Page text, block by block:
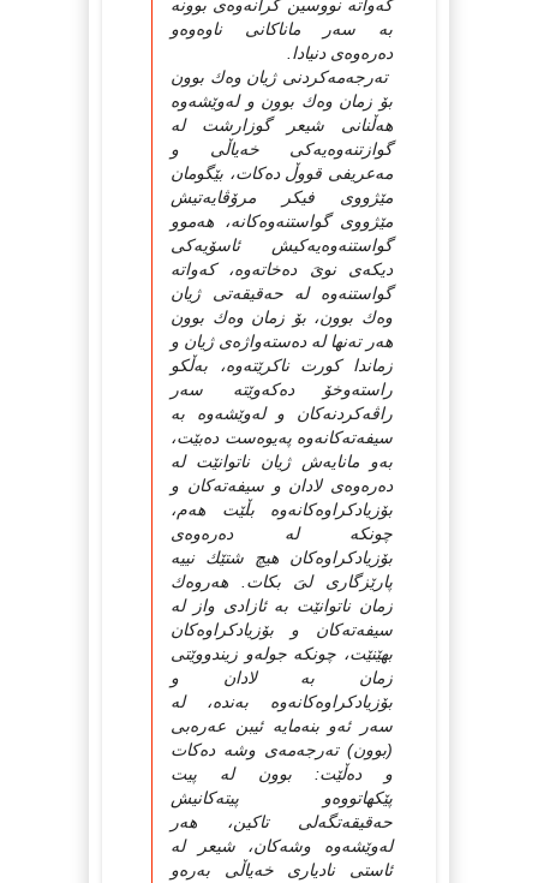
كەواتە نووسین كرانەوەى بوونە
بە سەر ماناكانى ناوەوەو
دەرەوەى دنیادا.
تەرجەمەكردنى ژیان وەك بوون
بۆ زمان وەك بوون و لەوێشەوە
هەڵنانى شیعر گوزارشت لە
گوازتنەوەیەكى خەیاڵى و
مەعریفى قووڵ دەكات، بێگومان
مێژووى فیكر مرۆڤایەتیش
مێژووى گواستنەوەكانە، هەموو
گواستنەوەیەكیش ئاسۆیەكى
دیكەى نوىَ دەخاتەوە، كەواتە
گواستنەوە لە حەقیقەتى ژیان
وەك بوون، بۆ زمان وەك بوون
هەر تەنها لە دەستەواژەى ژیان و
زماندا كورت ناكرێتەوە، بەڵكو
راستەوخۆ دەكەوێتە سەر
راڤەكردنەكان و لەوێشەوە بە
سیفەتەكانەوە پەیوەست دەبێت،
بەو مانایەش ژیان ناتوانێت لە
دەرەوەى لادان و سیفەتەكان و
بۆزیادكراوەكانەوە بڵێت هەم،
چونكە لە دەرەوەى
بۆزیادكراوەكان هیچ شتێك نییە
پارێزگارى لىَ بكات. هەروەك
زمان ناتوانێت بە ئازادى واز لە
سیفەتەكان و بۆزیادكراوەكان
بهێنێت، چونكە جولەو زیندووێتى
زمان بە لادان و
بۆزیادكراوەكانەوە بەندە، لە
سەر ئەو بنەمایە ئیبن عەرەبى
(بوون) تەرجەمەى وشە دەكات
و دەڵێت: بوون لە پیت
پێكهاتووەو پیتەكانیش
حەقیقەتگەلى تاكین، هەر
لەوێشەوە وشەكان، شیعر لە
ئاستى نادیارى خەیاڵى بەرەو